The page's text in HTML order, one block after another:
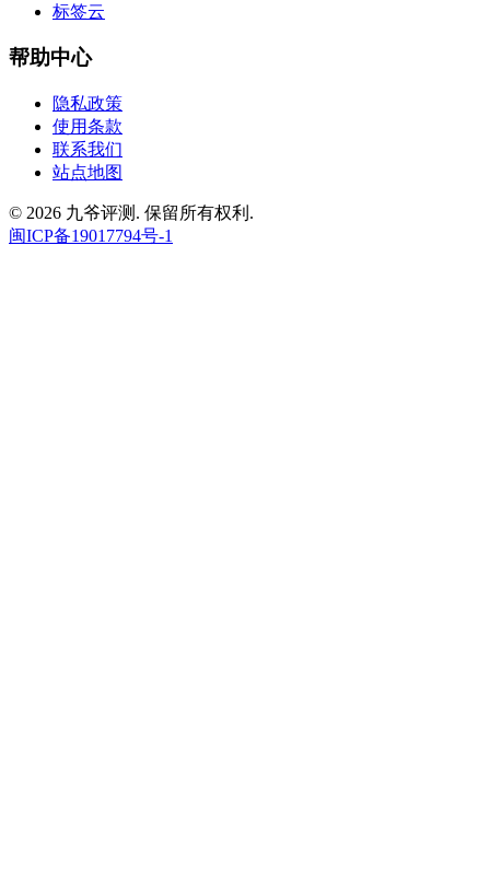
标签云
帮助中心
隐私政策
使用条款
联系我们
站点地图
© 2026 九爷评测. 保留所有权利.
闽ICP备19017794号-1